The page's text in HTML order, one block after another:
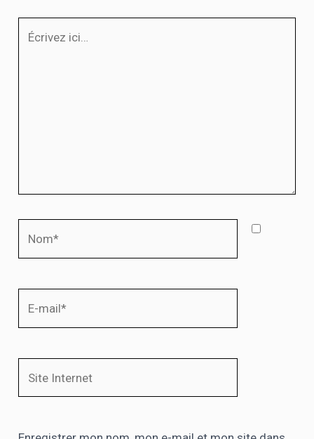
Internet